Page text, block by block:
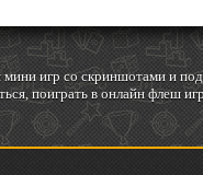
мини игр со скриншотами и
поиграть в онлайн флеш